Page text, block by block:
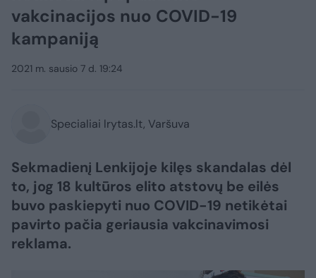
vakcinacijos nuo COVID-19
kampaniją
2021 m. sausio 7 d. 19:24
Specialiai lrytas.lt, Varšuva
Sekmadienį Lenkijoje kilęs skandalas dėl
to, jog 18 kultūros elito atstovų be eilės
buvo paskiepyti nuo COVID-19 netikėtai
pavirto pačia geriausia vakcinavimosi
reklama.